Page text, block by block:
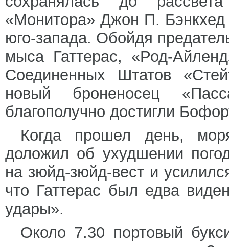
«Монитора» Джон П.
юго-запада. Обойдя
мыса Гаттерас, «Род-
Соединенных Штатов
новый броненосец
благополучно достигли
Когда прошел день,
доложил об ухудшении
на зюйд-зюйд-вест и
что Гаттерас был едва
удары».
Около 7.30 портовый